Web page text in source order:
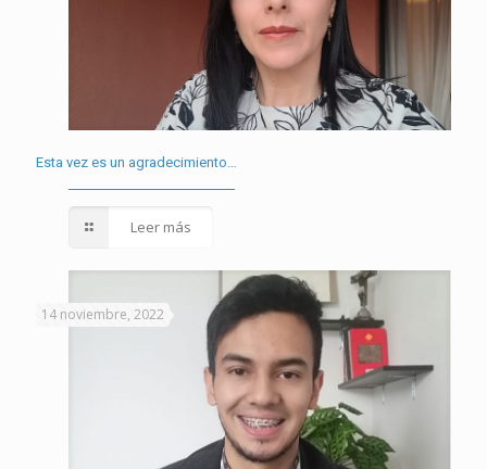
Esta vez es un agradecimiento…
Leer más
14 noviembre, 2022